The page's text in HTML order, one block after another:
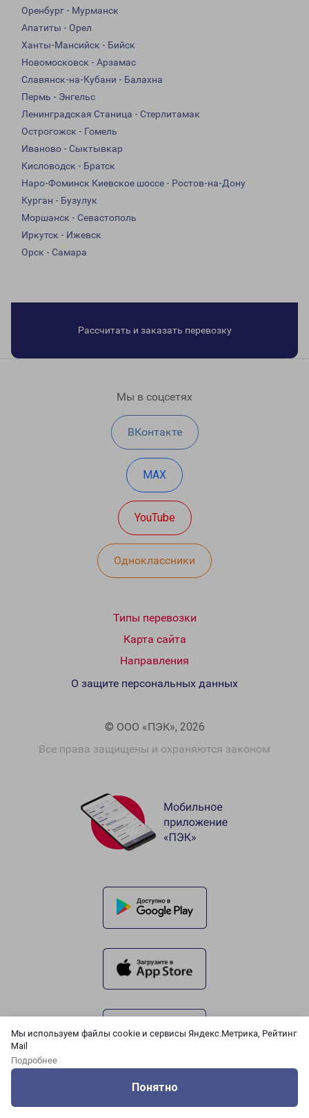
Мы используем файлы cookie и сервисы Яндекс.Метрика, Рейтинг
Mail
Подробнее
Понятно
Оренбург - Мурманск
Апатиты - Орел
Ханты-Мансийск - Бийск
Новомосковск - Арзамас
Славянск-на-Кубани - Балахна
Пермь - Энгельс
Ленинградская Станица - Стерлитамак
Острогожск - Гомель
Иваново - Сыктывкар
Кисловодск - Братск
Наро-Фоминск Киевское шоссе - Ростов-на-Дону
Курган - Бузулук
Моршанск - Севастополь
Иркутск - Ижевск
Орск - Самара
Рассчитать и заказать перевозку
Мы в соцсетях
ВКонтакте
MAX
YouTube
Одноклассники
Типы перевозки
Карта сайта
Направления
© ООО «ПЭК», 2026
Все права защищены и охраняются законом
О защите персональных данных